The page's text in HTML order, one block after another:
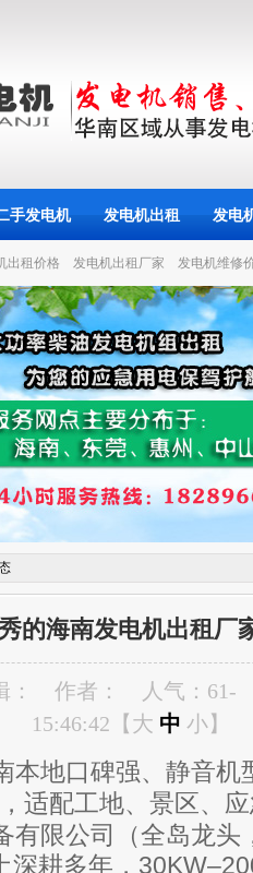
手发电机 发电机出租 发电
出租价格 发电机出租厂家 发电机维修
的海南发电机出租厂
作者： 人气： 61 -
15:46:42【 大 中 小】
地口碑强、静音机
适配工地、景区、
有限公司（全岛龙头
深耕多年，